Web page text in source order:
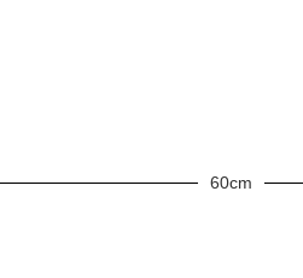
60cm